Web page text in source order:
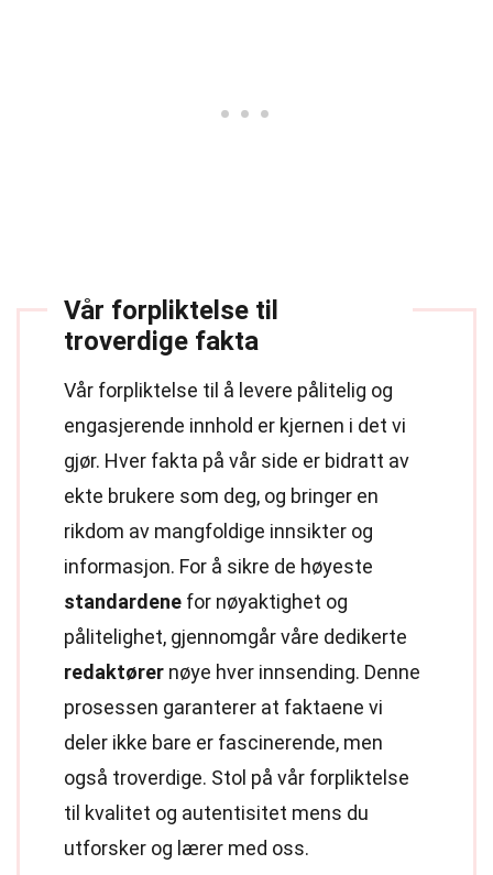
Vår forpliktelse til
troverdige fakta
Vår forpliktelse til å levere pålitelig og
engasjerende innhold er kjernen i det vi
gjør. Hver fakta på vår side er bidratt av
ekte brukere som deg, og bringer en
rikdom av mangfoldige innsikter og
informasjon. For å sikre de høyeste
standardene for nøyaktighet og
pålitelighet, gjennomgår våre dedikerte
redaktører nøye hver innsending. Denne
prosessen garanterer at faktaene vi
deler ikke bare er fascinerende, men
også troverdige. Stol på vår forpliktelse
til kvalitet og autentisitet mens du
utforsker og lærer med oss.